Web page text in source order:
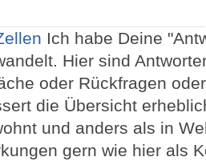
Ich habe Deine
Hier sind
oder Rückfragen
die Übersicht
und anders als in
gern wie hier als